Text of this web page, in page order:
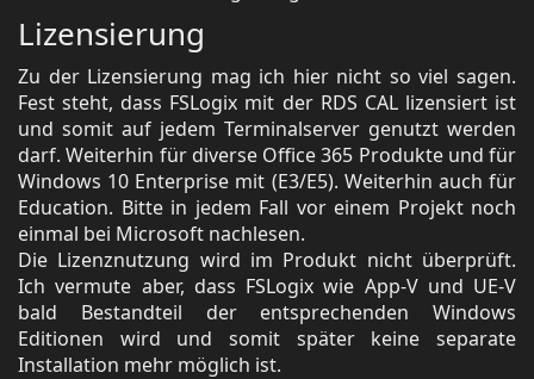
Lizensierung
Zu der Lizensierung mag ich hier nicht so viel sagen.
Fest steht, dass FSLogix mit der RDS CAL lizensiert ist
und somit auf jedem Terminalserver genutzt werden
darf. Weiterhin für diverse Office 365 Produkte und für
Windows 10 Enterprise mit (E3/E5). Weiterhin auch für
Education. Bitte in jedem Fall vor einem Projekt noch
einmal bei Microsoft nachlesen.
Die Lizenznutzung wird im Produkt nicht überprüft.
Ich vermute aber, dass FSLogix wie App-V und UE-V
bald Bestandteil der entsprechenden Windows
Editionen wird und somit später keine separate
Installation mehr möglich ist.